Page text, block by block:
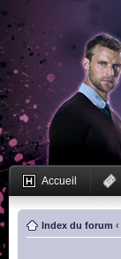
Accueil
Index du forum ‹